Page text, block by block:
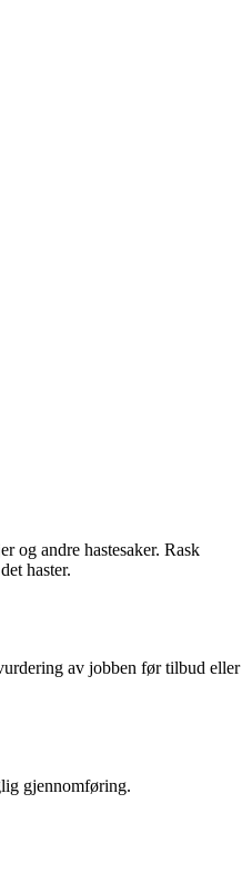
og andre hastesaker. Rask
haster.
av jobben før tilbud eller
gjennomføring.